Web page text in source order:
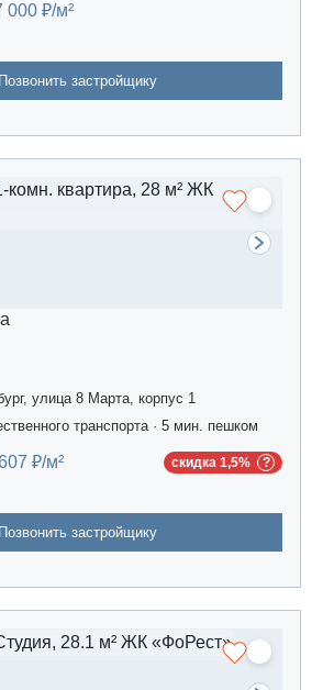
000 ₽/м²
Позвонить застройщику
улица 8 Марта, корпус 1
транспорта · 5 мин. пешком
₽/м² скидка 1,5%
Позвонить застройщику